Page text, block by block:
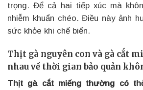
trọng. Để cả hai tiếp xúc mà
nhiễm khuẩn chéo. Điều này ảnh
sức khỏe khi chế biến.
Thịt gà nguyên con và gà cắt
nhau về thời gian bảo quản
Thịt gà cắt miếng thường có